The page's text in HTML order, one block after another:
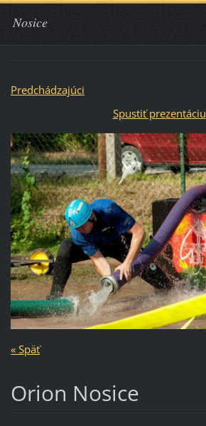
Nosice
Predchádzajúci
Spustiť prezentáciu
« Späť
Orion Nosice